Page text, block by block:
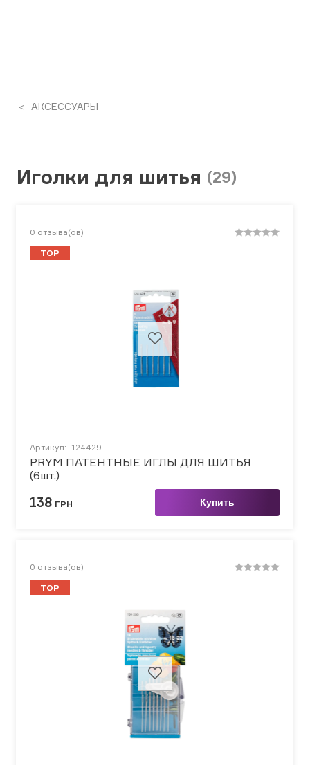
АКСЕССУАРЫ
Иголки для шитья (29)
0 отзыва(ов)
TOP
Артикул: 124429
PRYM ПАТЕНТНЫЕ ИГЛЫ ДЛЯ ШИТЬЯ
(6шт.)
138 ГРН Купить
0 отзыва(ов)
TOP